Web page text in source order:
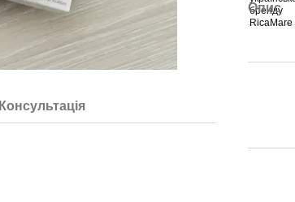
Консультація
Опис